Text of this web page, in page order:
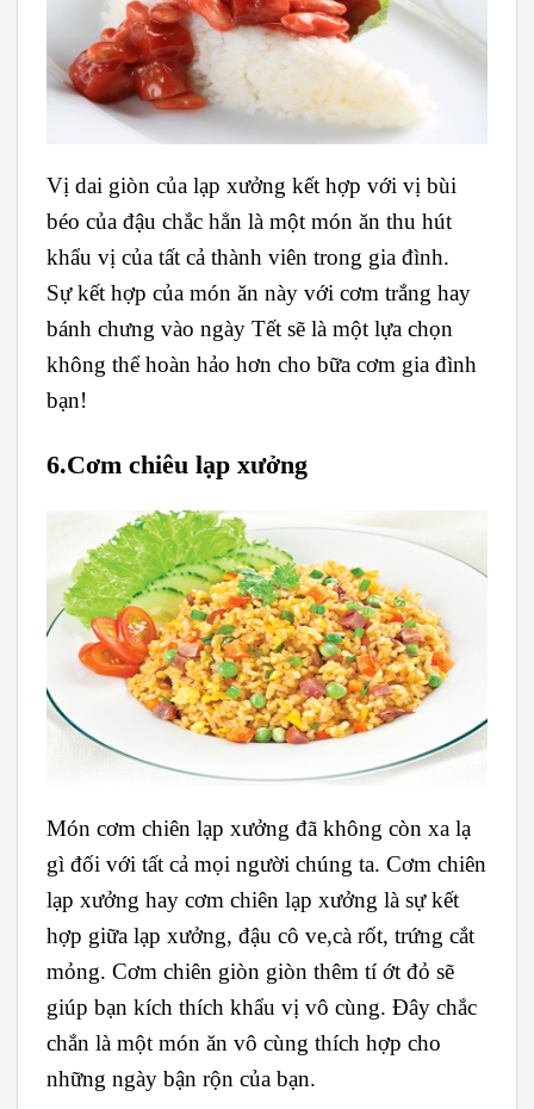
Vị dai giòn của lạp xưởng kết hợp với vị bùi
béo của đậu chắc hẳn là một món ăn thu hút
khẩu vị của tất cả thành viên trong gia đình.
Sự kết hợp của món ăn này với cơm trắng hay
bánh chưng vào ngày Tết sẽ là một lựa chọn
không thể hoàn hảo hơn cho bữa cơm gia đình
bạn!
6.Cơm chiêu lạp xưởng
Món cơm chiên lạp xưởng đã không còn xa lạ
gì đối với tất cả mọi người chúng ta. Cơm chiên
lạp xưởng hay cơm chiên lạp xưởng là sự kết
hợp giữa lạp xưởng, đậu cô ve,cà rốt, trứng cắt
mỏng. Cơm chiên giòn giòn thêm tí ớt đỏ sẽ
giúp bạn kích thích khẩu vị vô cùng. Đây chắc
chắn là một món ăn vô cùng thích hợp cho
những ngày bận rộn của bạn.